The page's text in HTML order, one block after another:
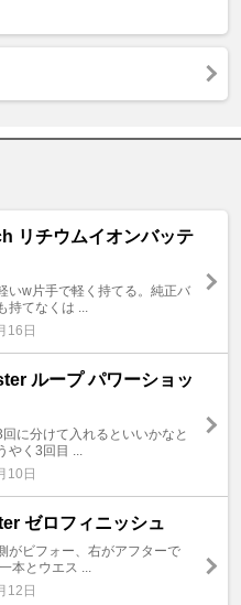
リチウムイオンバッテ
いw片手で軽く持てる。純正バ
持てなくは ...
16日
ループ パワーショッ
に分けて入れるといいかなと
やく3回目 ...
10日
ゼロフィニッシュ
がビフォー、右がアフターで
本とウエス ...
12日